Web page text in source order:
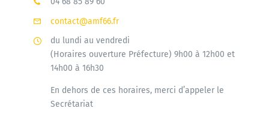
contact@amf66.fr
du lundi au vendredi
(Horaires ouverture Préfecture) 9h00 à 12h00 et
14h00 à 16h30
En dehors de ces horaires, merci d’appeler le
Secrétariat